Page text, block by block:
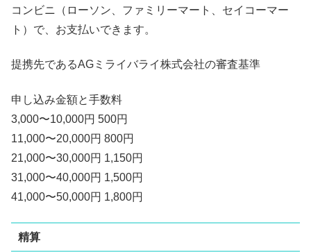
コンビニ（ローソン、ファミリーマート、セイコーマー
ト）で、お支払いできます。
提携先であるAGミライバライ株式会社の審査基準
申し込み金額と手数料
3,000〜10,000円 500円
11,000〜20,000円 800円
21,000〜30,000円 1,150円
31,000〜40,000円 1,500円
41,000〜50,000円 1,800円
精算